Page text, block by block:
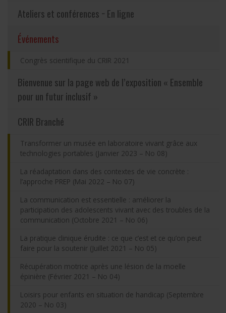
Partageons nos savoirs
Emplois et stages
Nous joindre
Accessibilité
Espace membre
Ateliers et conférences − En ligne
Événements
Congrès scientifique du CRIR 2021
Bienvenue sur la page web de l’exposition « Ensemble
pour un futur inclusif »
CRIR Branché
Transformer un musée en laboratoire vivant grâce aux
technologies portables (Janvier 2023 – No 08)
La réadaptation dans des contextes de vie concrète :
l’approche PREP (Mai 2022 – No 07)
La communication est essentielle : améliorer la
participation des adolescents vivant avec des troubles de la
communication (Octobre 2021 – No 06)
La pratique clinique érudite : ce que c’est et ce qu’on peut
faire pour la soutenir (Juillet 2021 – No 05)
Récupération motrice après une lésion de la moelle
épinière (Février 2021 – No 04)
Loisirs pour enfants en situation de handicap (Septembre
2020 – No 03)